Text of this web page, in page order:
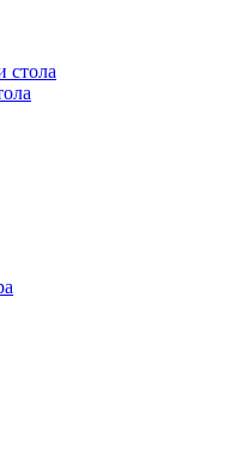
стола